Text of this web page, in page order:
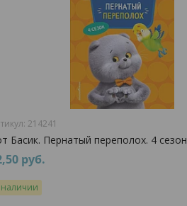
214241
Басик. Пернатый переполох. 4 сезон
руб.